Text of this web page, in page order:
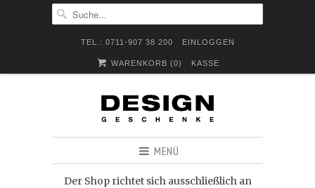
TEL.: 0711-907 38 200 EINLOGGEN
WARENKORB (0) KASSE
MENÜ
Der Shop richtet sich ausschließlich an